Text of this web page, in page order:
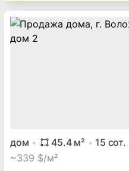
дом 45.4м² 15 сот.
~339 $/м²